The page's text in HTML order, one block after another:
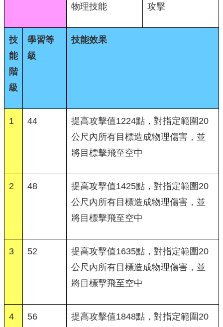
物理技能 攻擊
技
能
階
級
學習等
級
技能效果
1 44
提高攻擊值1224點，對指定範圍20
公尺內所有目標造成物理傷害，並
將目標擊飛至空中
2 48
提高攻擊值1425點，對指定範圍20
公尺內所有目標造成物理傷害，並
將目標擊飛至空中
3 52
提高攻擊值1635點，對指定範圍20
公尺內所有目標造成物理傷害，並
將目標擊飛至空中
4 56
提高攻擊值1848點，對指定範圍20